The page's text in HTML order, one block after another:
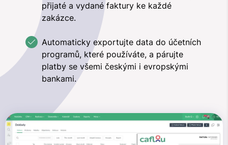
přijaté a vydané faktury ke každé
zakázce.
Automaticky exportujte data do účetních
programů, které používáte, a párujte
platby se všemi českými i evropskými
bankami.